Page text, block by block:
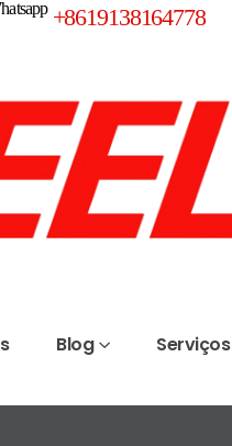
+8619138164778
Blog Serviços